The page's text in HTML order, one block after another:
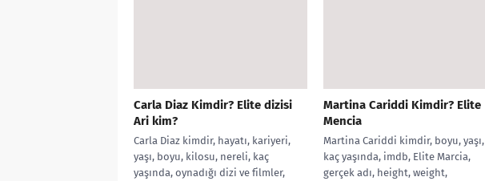
Carla Diaz Kimdir? Elite dizisi
Ari kim?
Carla Diaz kimdir, hayatı, kariyeri,
yaşı, boyu, kilosu, nereli, kaç
yaşında, oynadığı dizi ve filmler,
Martina Cariddi Kimdir? Elite
Mencia
Martina Cariddi kimdir, boyu, yaşı,
kaç yaşında, imdb, Elite Marcia,
gerçek adı, height, weight,